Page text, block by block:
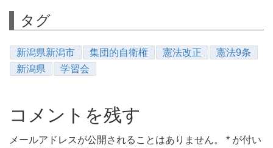
タグ
新潟県新潟市 集団的自衛権 憲法改正
憲法9条
新潟県
学習会
コメントを残す
メールアドレスが公開されることはありません。 * が付い